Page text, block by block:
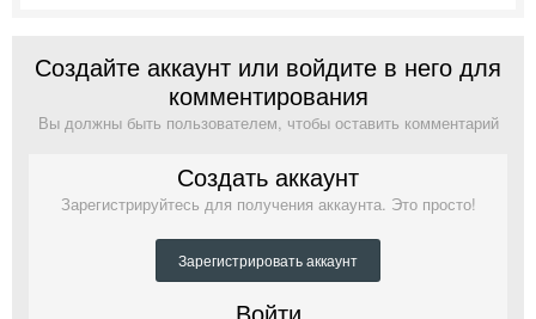
Создайте аккаунт или войдите в него для
комментирования
Вы должны быть пользователем, чтобы оставить комментарий
Создать аккаунт
Зарегистрируйтесь для получения аккаунта. Это просто!
Зарегистрировать аккаунт
Войти